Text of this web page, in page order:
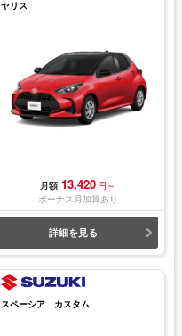
ヤリス
月額 13,420 円～
ボーナス月加算あり
詳細を見る
スペーシア カスタム